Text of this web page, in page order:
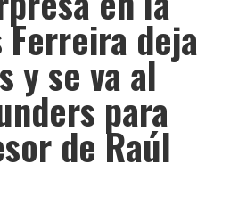
Ferreira deja
y se va al
para
de Raúl